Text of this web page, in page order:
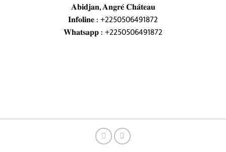
𝐀𝐛𝐢𝐝𝐣𝐚𝐧, 𝐀𝐧𝐠𝐫𝐞́ 𝐂𝐡𝐚̂𝐭𝐞𝐚𝐮
𝐈𝐧𝐟𝐨𝐥𝐢𝐧𝐞 : +2250506491872
𝐖𝐡𝐚𝐭𝐬𝐚𝐩𝐩 : +2250506491872